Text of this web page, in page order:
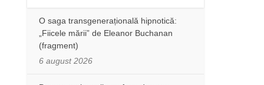
O saga transgenerațională hipnotică:
„Fiicele mării” de Eleanor Buchanan
(fragment)
6 august 2026